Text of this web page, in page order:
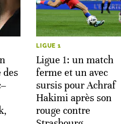
des
LIGUE 1
Ligue 1: un match
ferme et un avec
sursis pour Achraf
Hakimi après son
rouge contre